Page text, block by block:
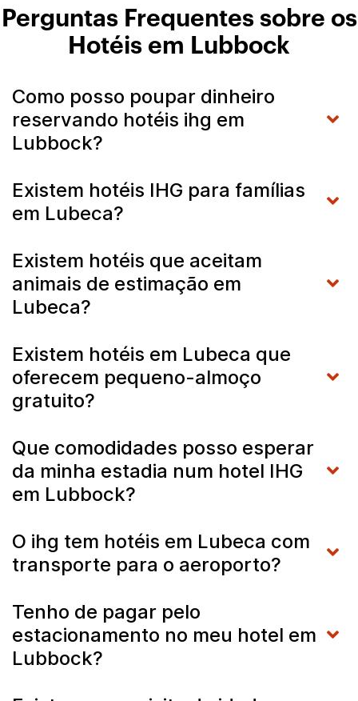
Perguntas Frequentes sobre os
Hotéis em Lubbock
Como posso poupar dinheiro
reservando hotéis ihg em
Lubbock?
Existem hotéis IHG para famílias
em Lubeca?
Existem hotéis que aceitam
animais de estimação em
Lubeca?
Existem hotéis em Lubeca que
oferecem pequeno-almoço
gratuito?
Que comodidades posso esperar
da minha estadia num hotel IHG
em Lubbock?
O ihg tem hotéis em Lubeca com
transporte para o aeroporto?
Tenho de pagar pelo
estacionamento no meu hotel em
Lubbock?